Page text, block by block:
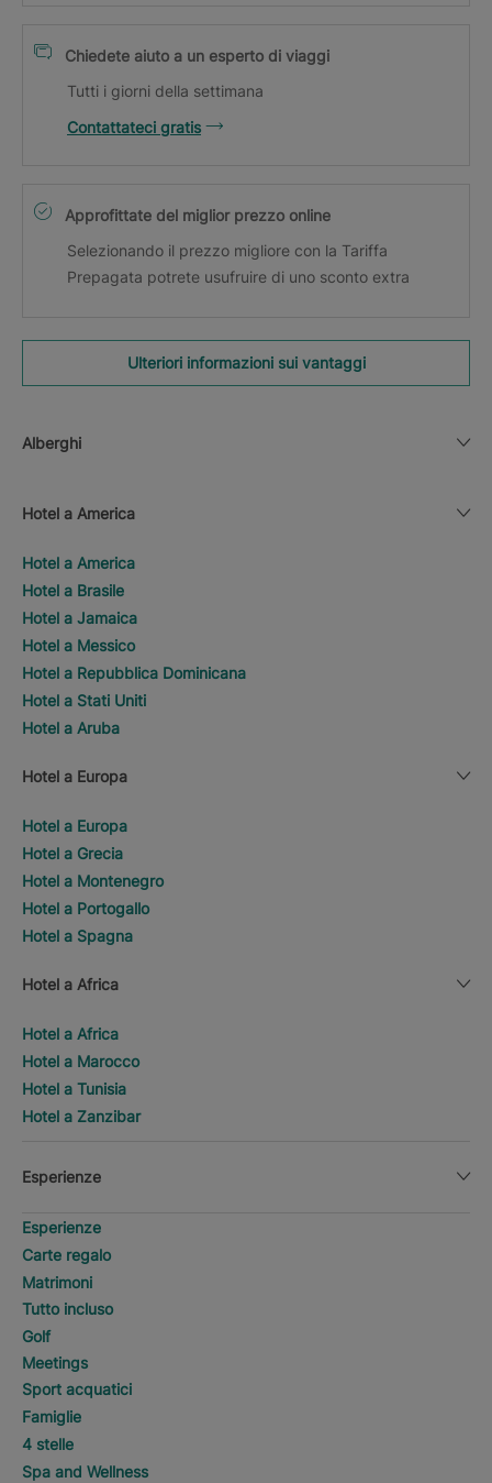
Chiedete aiuto a un esperto di viaggi
Tutti i giorni della settimana
Contattateci gratis
Approfittate del miglior prezzo online
Selezionando il prezzo migliore con la Tariffa
Prepagata potrete usufruire di uno sconto extra
Ulteriori informazioni sui vantaggi
Alberghi
Hotel a America
Hotel a America
Hotel a Brasile
Hotel a Jamaica
Hotel a Messico
Hotel a Repubblica Dominicana
Hotel a Stati Uniti
Hotel a Aruba
Hotel a Europa
Hotel a Europa
Hotel a Grecia
Hotel a Montenegro
Hotel a Portogallo
Hotel a Spagna
Hotel a Africa
Hotel a Africa
Hotel a Marocco
Hotel a Tunisia
Hotel a Zanzibar
Esperienze
Esperienze
Carte regalo
Matrimoni
Tutto incluso
Golf
Meetings
Sport acquatici
Famiglie
4 stelle
Spa and Wellness